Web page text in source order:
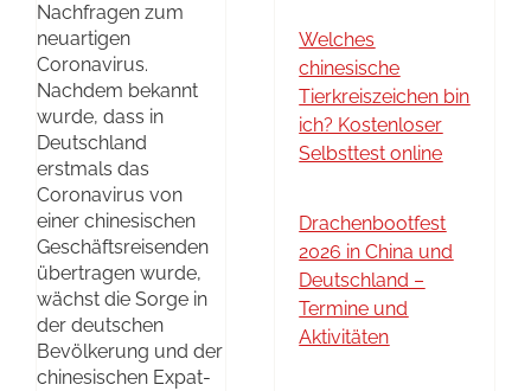
Nachfragen zum
neuartigen
Coronavirus.
Nachdem bekannt
wurde, dass in
Deutschland
erstmals das
Coronavirus von
einer chinesischen
Geschäftsreisenden
übertragen wurde,
wächst die Sorge in
der deutschen
Bevölkerung und der
chinesischen Expat-
Welches
chinesische
Tierkreiszeichen bin
ich? Kostenloser
Selbsttest online
Drachenbootfest
2026 in China und
Deutschland –
Termine und
Aktivitäten